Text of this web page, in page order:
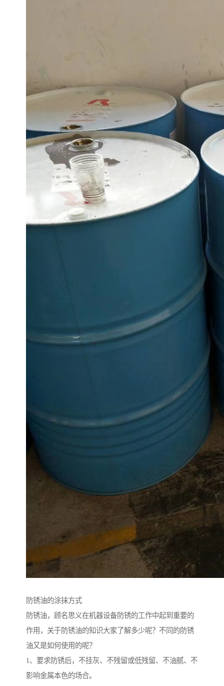
防锈油的涂抹方式
防锈油，顾名思义在机器设备防锈的工作中起到重要的
作用，关于防锈油的知识大家了解多少呢？不同的防锈
油又是如何使用的呢？
1、要求防锈后，不挂灰、不残留或低残留、不油腻、不
影响金属本色的场合。